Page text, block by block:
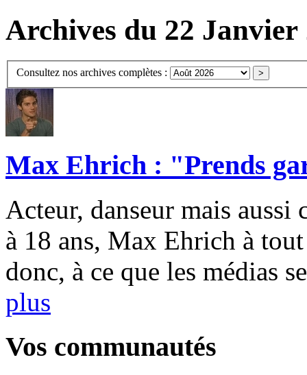
Archives du 22 Janvier
Consultez nos archives complètes :
Max Ehrich : "Prends
Acteur, danseur mais aussi
à 18 ans, Max Ehrich à
donc, à ce que les médias
plus
Vos communautés